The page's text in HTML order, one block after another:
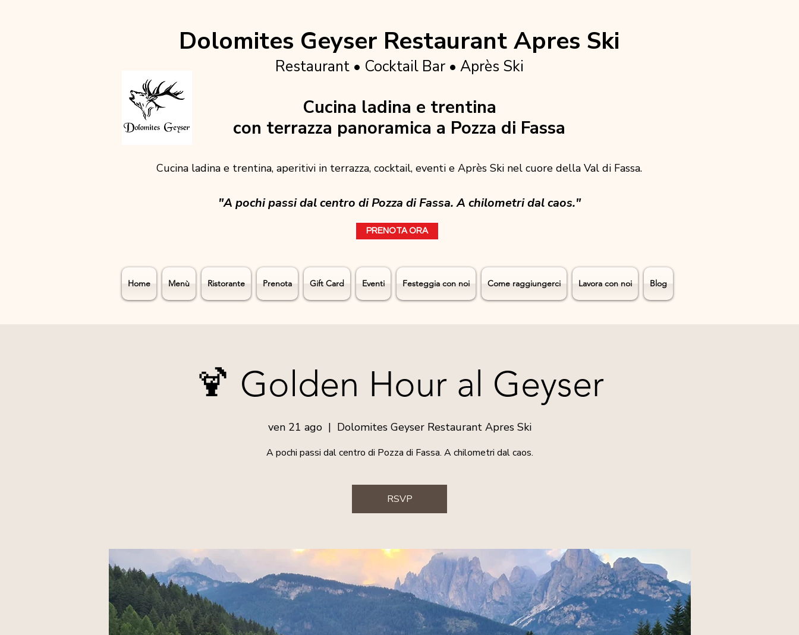
Dolomites Geyser Restaurant Apres Ski
Restaurant • Cocktail Bar • Après Ski
Cucina ladina e trentina
con terrazza panoramica a Pozza di Fassa
Cucina ladina e trentina, aperitivi in terrazza, cocktail, eventi e Après Ski nel cuore della Val di Fassa.
"A pochi passi dal centro di Pozza di Fassa. A chilometri dal caos."
PRENOTA ORA
Home Menù Ristorante Prenota Gift Card Eventi Festeggia con noi Come raggiungerci Lavora con noi Blog
🍹 Golden Hour al Geyser
ven 21 ago
  |
Dolomites Geyser Restaurant Apres Ski
A pochi passi dal centro di Pozza di Fassa. A chilometri dal caos.
RSVP